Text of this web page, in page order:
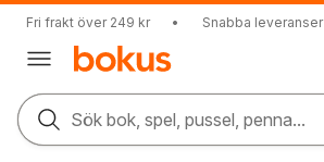
Fri frakt över 249 kr • Snabba leveranser
Sök bok, spel, pussel, penna...